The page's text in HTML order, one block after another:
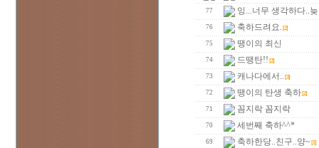
77 잉...너무 생각하다..
76 축하드려요. [2]
75 땡이의 최신
74 드땡탄!! [2]
73 캐나다에서.. [3]
72 땡이의 탄생 축하 [2]
71 꼼지락 꼼지락
70 세번째 축하^^*
69 축하한당..친구..양~ [1]